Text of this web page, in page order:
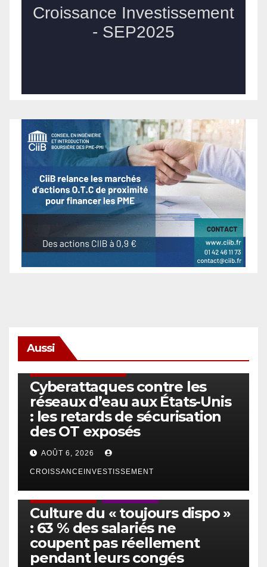
Aussi
Cyberattaques contre les
réseaux d’eau aux États-Unis
: les retards de sécurisation
des OT exposés
AOÛT 6, 2026
CROISSANCEINVESTISSEMENT
Culture du « toujours dispo »
: 63 % des salariés ne
coupent pas réellement
pendant leurs congés